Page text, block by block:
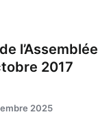
l’Assemblée
2017
2025